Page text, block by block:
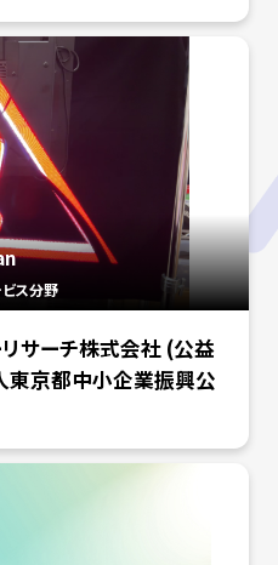
ス分野
リサーチ株式会社 (公益
東京都中小企業振興公